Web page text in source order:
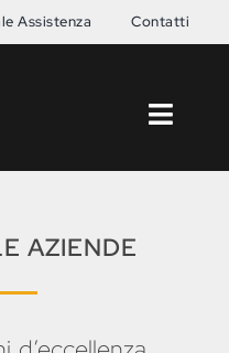
Assistenza Contatti
AZIENDE